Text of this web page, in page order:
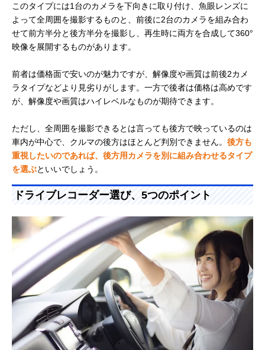
このタイプには1台のカメラを下向きに取り付け、魚眼レンズに
よって全周囲を撮影するものと、前後に2台のカメラを組み合わ
せて前方半分と後方半分を撮影し、再生時に両方を合成して360°
映像を展開するものがあります。
前者は価格面で安いのが魅力ですが、解像度や画質は前後2カメ
ラタイプなどより見劣りがします。一方で後者は価格は高めです
が、解像度や画質はハイレベルなものが期待できます。
ただし、全周囲を撮影できるとは言っても後方で映っているのは
車内が中心で、クルマの後方はほとんど判別できません。 後方も
重視したいのであれば、後方用カメラを別に組み合わせるタイプ
を選ぶといいでしょう。
ドライブレコーダー選び、5つのポイント